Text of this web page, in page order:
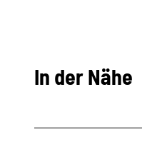
In der Nähe